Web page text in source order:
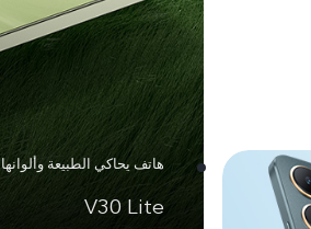
هاتف يحاكي الطبيعة وألوانها
V30 Lite